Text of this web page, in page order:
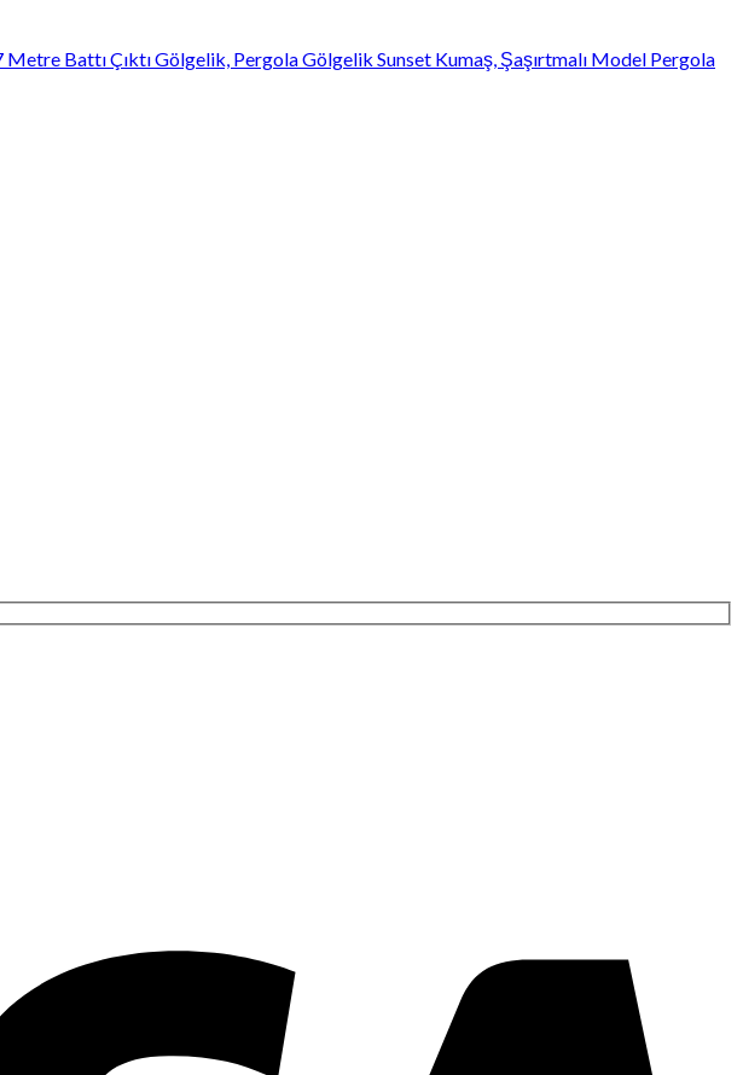
Metre Battı Çıktı Gölgelik, Pergola Gölgelik Sunset Kumaş, Şaşırtmalı Model Pergola